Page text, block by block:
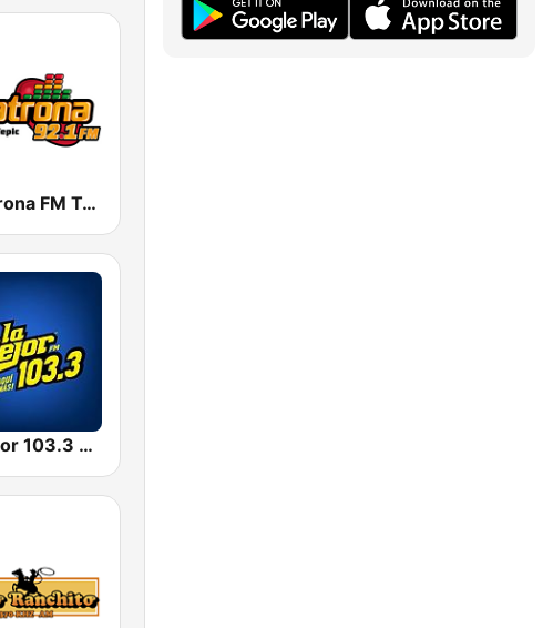
La Patrona FM Tepic
La Mejor 103.3 FM